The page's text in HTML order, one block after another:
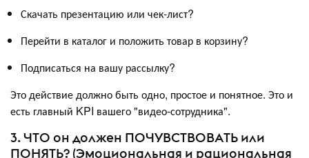
Скачать презентацию или чек-лист?
Перейти в каталог и положить товар в корзину?
Подписаться на вашу рассылку?
Это действие должно быть одно, простое и понятное. Это и
есть главный KPI вашего "видео-сотрудника".
3. ЧТО он должен ПОЧУВСТВОВАТЬ или
ПОНЯТЬ? (Эмоциональная и рациональная